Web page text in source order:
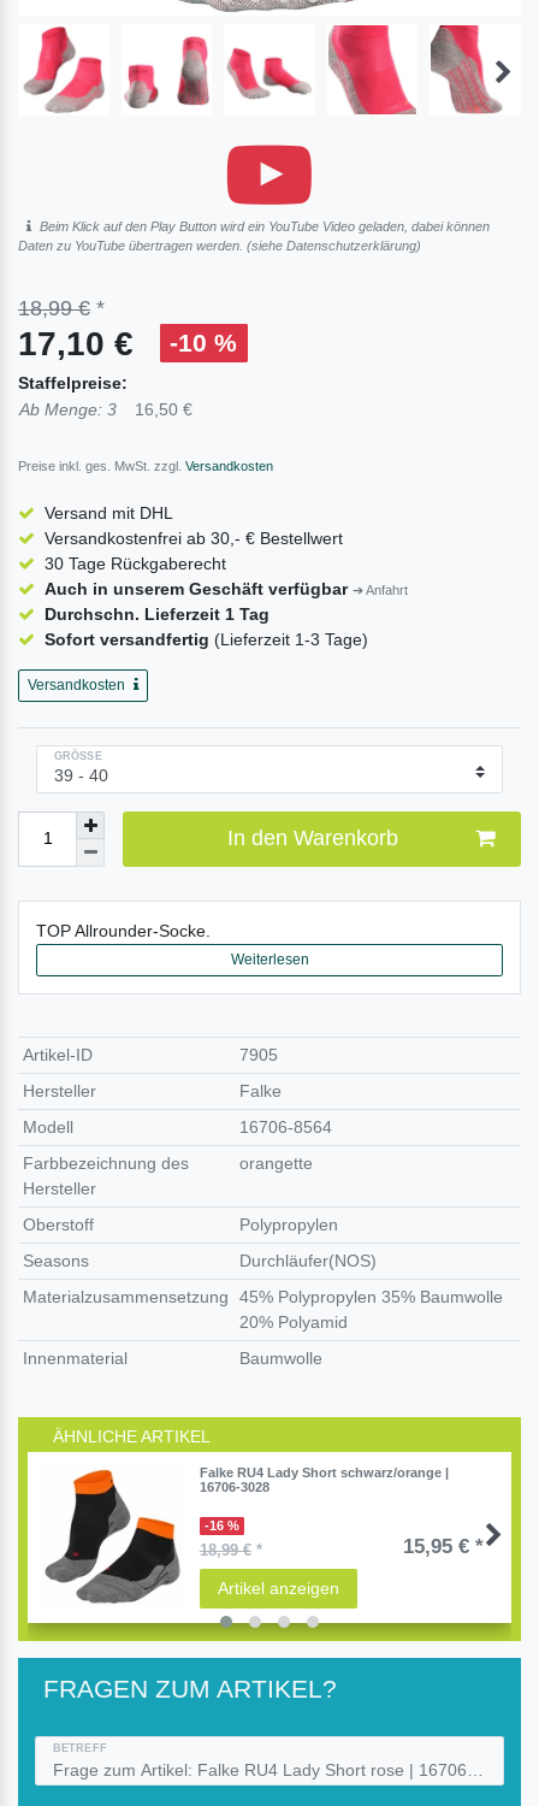
Beim Klick auf den Play Button wird ein YouTube Video geladen, dabei können
Daten zu YouTube übertragen werden. (siehe Daten­schutz­erklärung)
18,99 € *
17,10 € -10 %
Staffelpreise:
Ab Menge: 3
16,50 €
Preise inkl. ges. MwSt. zzgl. Versandkosten
Versand mit DHL
Versandkostenfrei ab 30,- € Bestellwert
30 Tage Rückgaberecht
Auch in unserem Geschäft verfügbar ➔ Anfahrt
Durchschn. Lieferzeit 1 Tag
Sofort versandfertig (Lieferzeit 1-3 Tage)
Versandkosten
GRÖSSE
In den Warenkorb
TOP Allrounder-Socke.
Weiterlesen
Artikel-ID
7905
Hersteller
Falke
Modell
16706-8564
Farbbezeichnung des
Hersteller
orangette
Oberstoff
Polypropylen
Seasons
Durchläufer(NOS)
Materialzusammensetzung
45% Polypropylen 35% Baumwolle
20% Polyamid
Innenmaterial
Baumwolle
ÄHNLICHE ARTIKEL
Falke RU4 Lady Short schwarz/orange |
16706-3028
-16 %
18,99 €* 15,95 € *
Artikel anzeigen
FRAGEN ZUM ARTIKEL?
BETREFF